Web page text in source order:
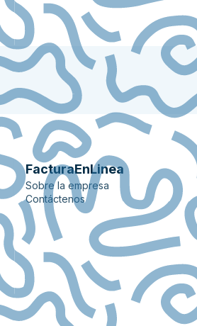
FacturaEnLinea
Sobre la empresa
Contáctenos